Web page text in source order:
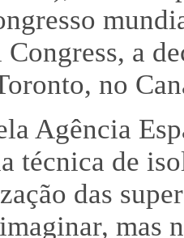
a
no
Agência
técnica de
das
mas